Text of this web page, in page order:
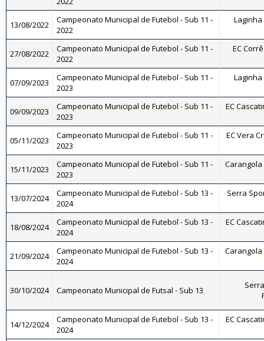
13/08/2022
Campeonato Municipal de Futebol - Sub 11 -
2022
Laginha
27/08/2022
Campeonato Municipal de Futebol - Sub 11 -
2022
EC
07/09/2023
Campeonato Municipal de Futebol - Sub 11 -
2023
Laginha
09/09/2023
Campeonato Municipal de Futebol - Sub 11 -
2023
EC
05/11/2023
Campeonato Municipal de Futebol - Sub 11 -
2023
EC Vera
15/11/2023
Campeonato Municipal de Futebol - Sub 11 -
2023
Carangola
13/07/2024
Campeonato Municipal de Futebol - Sub 13 -
2024
Serra
18/08/2024
Campeonato Municipal de Futebol - Sub 13 -
2024
EC
21/09/2024
Campeonato Municipal de Futebol - Sub 13 -
2024
Carangola
30/10/2024 Campeonato Municipal de Futsal - Sub 13
14/12/2024
Campeonato Municipal de Futebol - Sub 13 -
2024
EC